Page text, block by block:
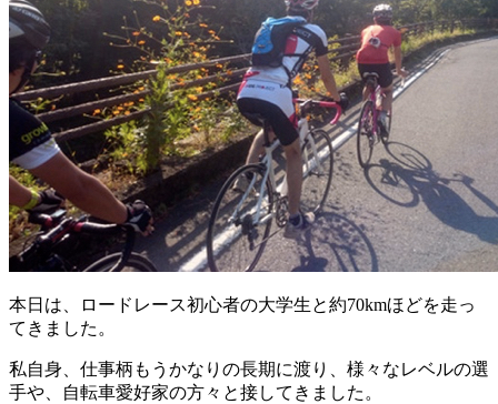
本日は、ロードレース初心者の大学生と約70kmほどを走っ
てきました。
私自身、仕事柄もうかなりの長期に渡り、様々なレベルの選
手や、自転車愛好家の方々と接してきました。